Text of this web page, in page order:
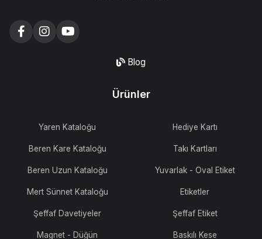
Blog
Ürünler
Yaren Kataloğu
Beren Kare Kataloğu
Beren Uzun Kataloğu
Mert Sünnet Kataloğu
Şeffaf Davetiyeler
Magnet - Düğün
Hediye Kartı
Takı Kartları
Yuvarlak - Oval Etiket
Etiketler
Şeffaf Etiket
Baskılı Kese